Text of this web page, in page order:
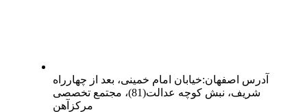
آدرس اصفهان:خیابان امام خمینی، بعد از چهارراه
شریف، نبش کوچه عدالت(81)، مجتمع تخصصی
مرکزآهن